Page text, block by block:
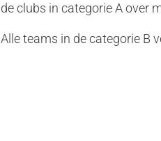
de clubs in categorie A over
Alle teams in de categorie B